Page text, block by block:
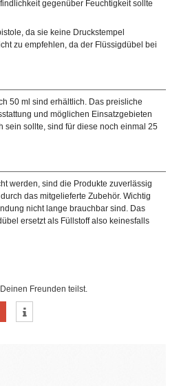
gegenüber Feuchtigkeit sollte
da sie keine Druckstempel
zu empfehlen, da der Flüssigdübel bei
50 ml sind erhältlich. Das preisliche
und möglichen Einsatzgebieten
sein sollte, sind für diese noch einmal 25
werden, sind die Produkte zuverlässig
das mitgelieferte Zubehör. Wichtig
nicht lange brauchbar sind. Das
ersetzt als Füllstoff also keinesfalls
Freunden teilst.